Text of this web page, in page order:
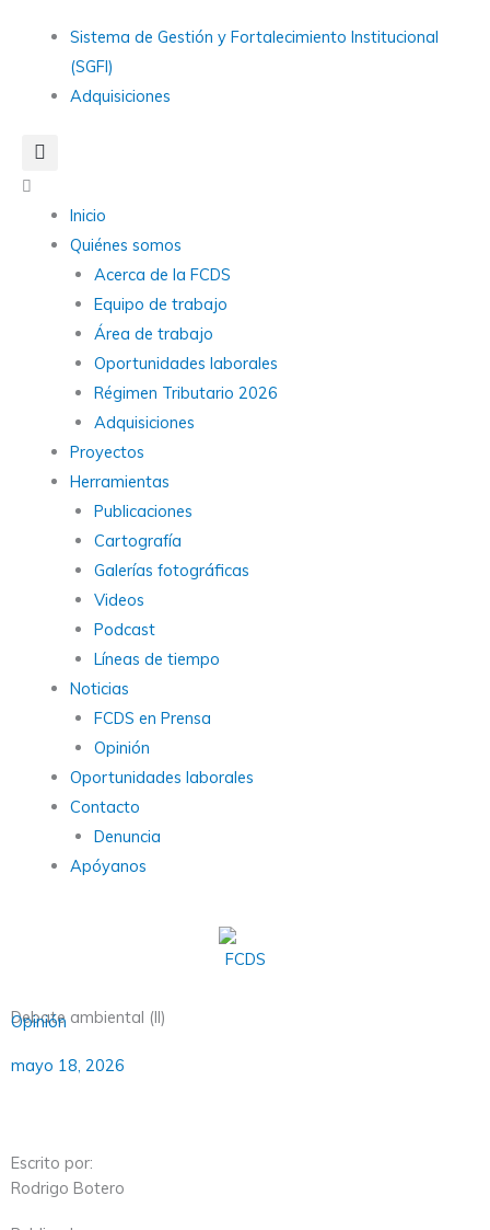
contenido
Main
Sistema de Gestión y Fortalecimiento Institucional
(SGFI)
Adquisiciones
Main
Menu
Inicio
Quiénes somos
Acerca de la FCDS
Equipo de trabajo
Área de trabajo
Oportunidades laborales
Régimen Tributario 2026
Adquisiciones
Proyectos
Herramientas
Publicaciones
Cartografía
Galerías fotográficas
Videos
Podcast
Líneas de tiempo
Noticias
FCDS en Prensa
Opinión
Oportunidades laborales
Contacto
Denuncia
Apóyanos
Debate ambiental (II)
mayo 18, 2026
Opinión
Escrito por:
Rodrigo Botero